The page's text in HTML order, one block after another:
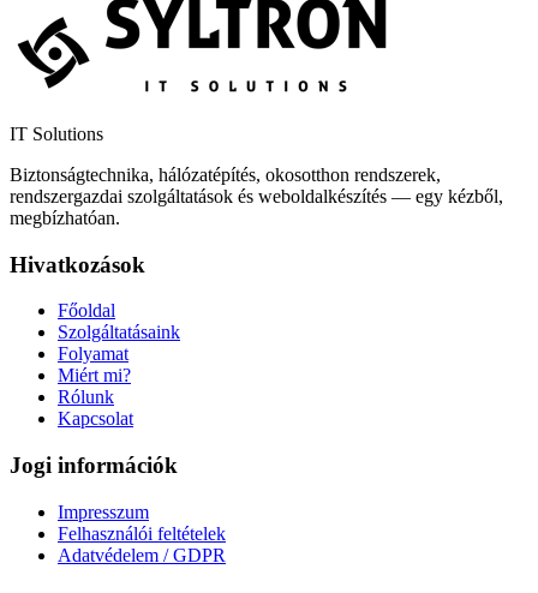
IT Solutions
Biztonságtechnika, hálózatépítés, okosotthon rendszerek,
rendszergazdai szolgáltatások és weboldalkészítés — egy kézből,
megbízhatóan.
Hivatkozások
Főoldal
Szolgáltatásaink
Folyamat
Miért mi?
Rólunk
Kapcsolat
Jogi információk
Impresszum
Felhasználói feltételek
Adatvédelem / GDPR